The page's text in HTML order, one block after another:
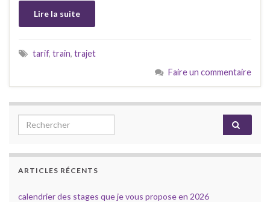
Lire la suite
tarif, train, trajet
Faire un commentaire
Search for:
ARTICLES RÉCENTS
calendrier des stages que je vous propose en 2026